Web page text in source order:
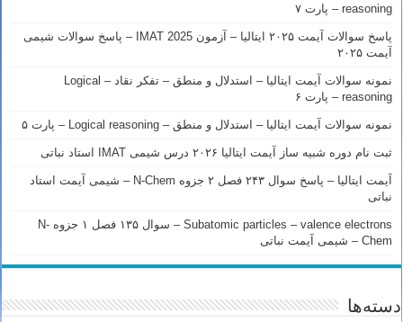
reasoning – پارت ۷
پاسخ سوالات آیمت ۲۰۲۵ ایتالیا – آزمون IMAT 2025 – پاسخ سوالات شیمی
آیمت ۲۰۲۵
نمونه سوالات آیمت ایتالیا – استدلال و منطق – تفکر نقاد – Logical
reasoning – پارت ۶
نمونه سوالات آیمت ایتالیا – استدلال و منطق – Logical reasoning – پارت ۵
ثبت نام دوره شبیه ساز آیمت ایتالیا ۲۰۲۶ درس شیمی IMAT استاد نباتی
آیمت ایتالیا – پاسخ سوال ۲۴۳ فصل ۲ جزوه N-Chem – شیمی آیمت استاد
نباتی
Subatomic particles – valence electrons – سوال ۱۳۵ فصل ۱ جزوه N-
Chem – شیمی آیمت نباتی
دسته‌ها